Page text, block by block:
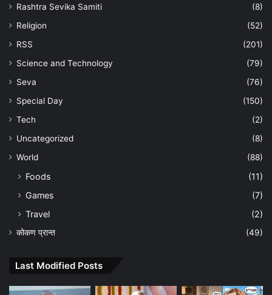
Rashtra Sevika Samiti
(8)
Religion
(52)
RSS
(201)
Science and Technology
(79)
Seva
(76)
Special Day
(150)
Tech
(2)
Uncategorized
(8)
World
(88)
Foods
(11)
Games
(7)
Travel
(2)
कोकण प्रान्त (49)
Last Modified Posts